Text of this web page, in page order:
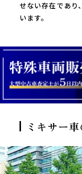
せない存在であり
います。
ミキサー